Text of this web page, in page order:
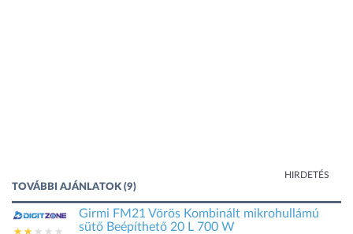
HIRDETÉS
TOVÁBBI AJÁNLATOK (9)
Girmi FM21 Vörös Kombinált mikrohullámú
sütő Beépíthető 20 L 700 W